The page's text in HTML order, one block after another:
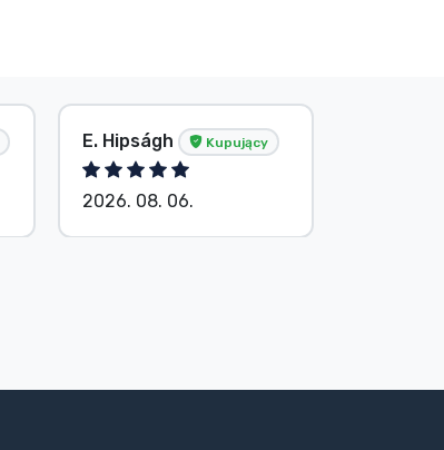
E. Hipságh Kupujący
2026. 08. 06.